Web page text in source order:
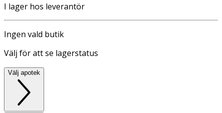
I lager hos leverantör
Ingen vald butik
Välj för att se lagerstatus
Välj apotek